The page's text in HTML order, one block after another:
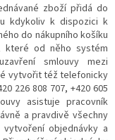
zboží přidá do
kdykoliv k dispozici k
do nákupního košíku
které od něho systém
smlouvy mezi
vytvořit též telefonicky
226 808 707, +420 605
asistuje pracovník
a pravdivě všechny
objednávky a